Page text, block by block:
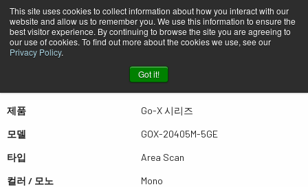
This site uses cookies to collect information about how you interact with our
website and allow us to remember you. We use this information to ensure the
best visitor experience. By continuing to browse the site you are agreeing to
our use of cookies. To find out more about the cookies we use, see our
Privacy Policy.
Got it!
퀵뷰 GOX-20405M-5GE
더많은 결과를 보시려면 스크롤하세요
제품
Go-X 시리즈
모델
GOX-20405M-5GE
타입
Area Scan
컬러 / 모노
Mono